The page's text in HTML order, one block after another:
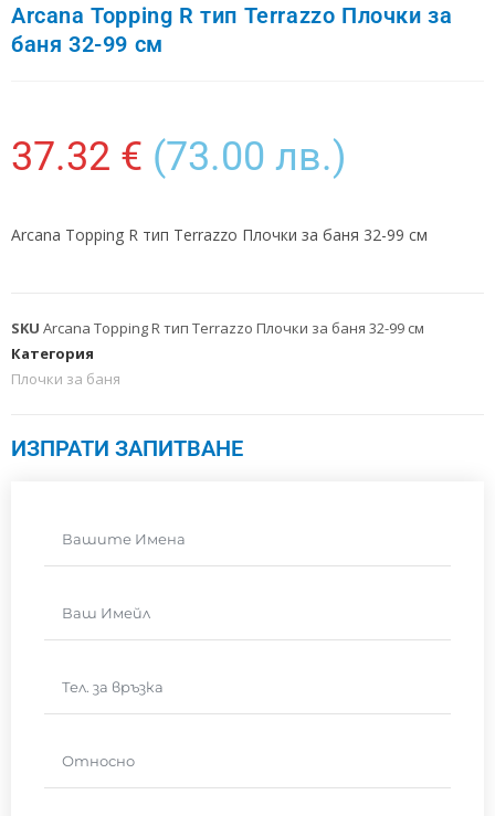
Arcana Topping R тип Terrazzo Плочки за
баня 32-99 см
37.32 € (73.00 лв.)
Arcana Topping R тип Terrazzo Плочки за баня 32-99 см
SKU Arcana Topping R тип Terrazzo Плочки за баня 32-99 см
Категория
Плочки за баня
ИЗПРАТИ ЗАПИТВАНЕ